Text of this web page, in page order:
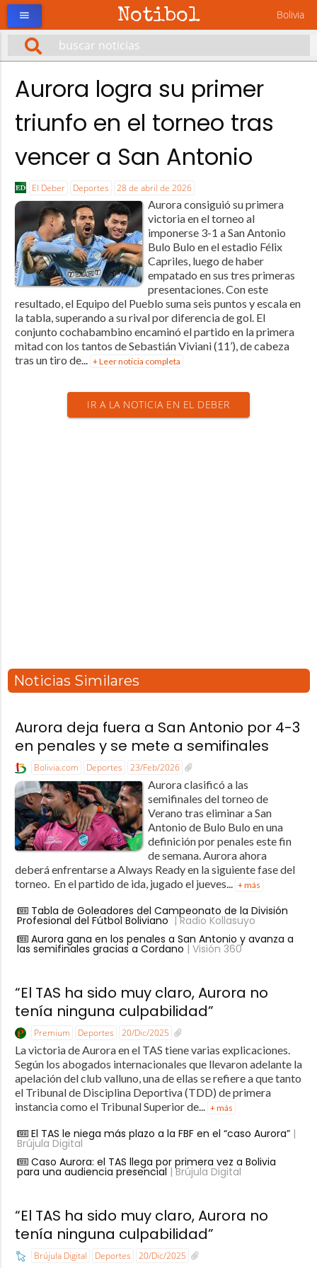
Notibol Bolivia
menu
Aurora logra su primer
triunfo en el torneo tras
vencer a San Antonio
El Deber Deportes 28 de abril de 2026
Aurora consiguió su primera
victoria en el torneo al
imponerse 3-1 a San Antonio
Bulo Bulo en el estadio Félix
Capriles, luego de haber
empatado en sus tres primeras
presentaciones. Con este
resultado, el Equipo del Pueblo suma seis puntos y escala en
la tabla, superando a su rival por diferencia de gol. El
conjunto cochabambino encaminó el partido en la primera
mitad con los tantos de Sebastián Viviani (11’), de cabeza
tras un tiro de... + Leer noticia completa
IR A LA NOTICIA EN EL DEBER
Noticias Similares
Aurora deja fuera a San Antonio por 4-3
en penales y se mete a semifinales
Bolivia.com Deportes 23/Feb/2026
Aurora clasificó a las
semifinales del torneo de
Verano tras eliminar a San
Antonio de Bulo Bulo en una
definición por penales este fin
de semana. Aurora ahora
deberá enfrentarse a Always Ready en la siguiente fase del
torneo. En el partido de ida, jugado el jueves... + más
Tabla de Goleadores del Campeonato de la División
Profesional del Fútbol Boliviano | Radio Kollasuyo
Aurora gana en los penales a San Antonio y avanza a
las semifinales gracias a Cordano | Visión 360
“El TAS ha sido muy claro, Aurora no
tenía ninguna culpabilidad”
Premium Deportes 20/Dic/2025
La victoria de Aurora en el TAS tiene varias explicaciones.
Según los abogados internacionales que llevaron adelante la
apelación del club valluno, una de ellas se refiere a que tanto
el Tribunal de Disciplina Deportiva (TDD) de primera
instancia como el Tribunal Superior de...
+ más
El TAS le niega más plazo a la FBF en el “caso Aurora”|
Brújula Digital
Caso Aurora: el TAS llega por primera vez a Bolivia
para una audiencia presencial | Brújula Digital
“El TAS ha sido muy claro, Aurora no
tenía ninguna culpabilidad”
Brújula Digital Deportes 20/Dic/2025